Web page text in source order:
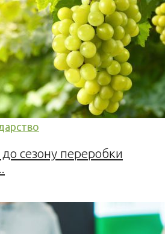
до сезону переробки